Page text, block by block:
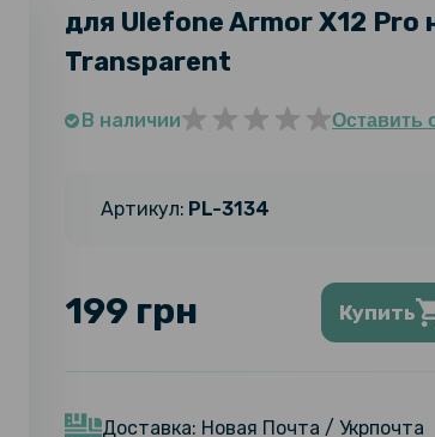
для Ulefone Armor X12 Pro
Transparent
В наличии Оставить
Артикул: PL-3134
199 грн Купить
Доставка: Новая Почта / Укрпочта